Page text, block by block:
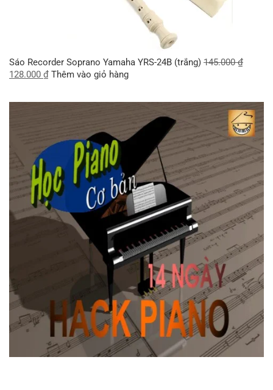
Sáo Recorder Soprano Yamaha YRS-24B (trắng) 145.000₫
128.000 ₫ Thêm vào giỏ hàng